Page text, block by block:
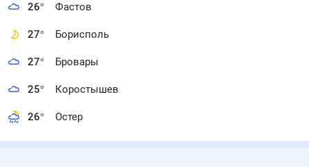
26° Фастов
27° Борисполь
27° Бровары
25° Коростышев
26° Остер